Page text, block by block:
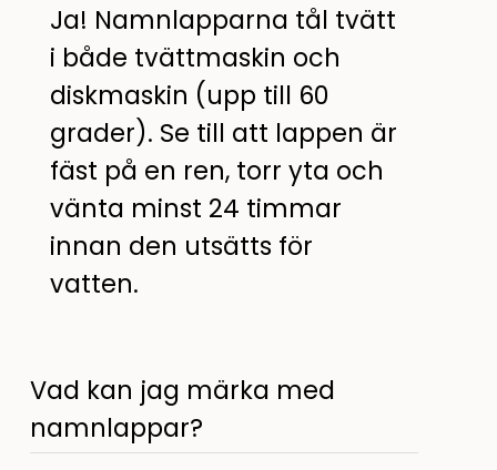
Ja! Namnlapparna tål tvätt
i både tvättmaskin och
diskmaskin (upp till 60
grader). Se till att lappen är
fäst på en ren, torr yta och
vänta minst 24 timmar
innan den utsätts för
vatten.
Vad kan jag märka med
namnlappar?